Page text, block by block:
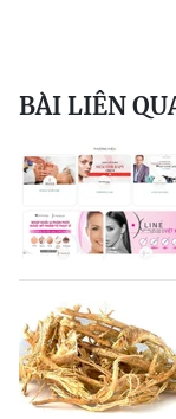
BÀI LIÊN